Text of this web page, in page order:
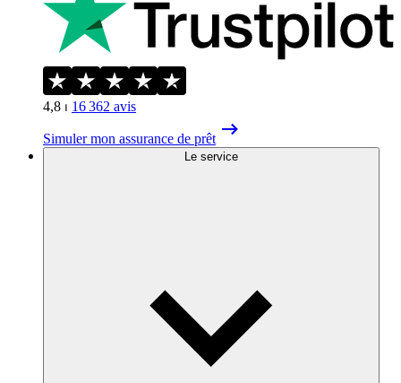
4,8 ⏐ 16 362 avis
Simuler mon assurance de prêt
Le service